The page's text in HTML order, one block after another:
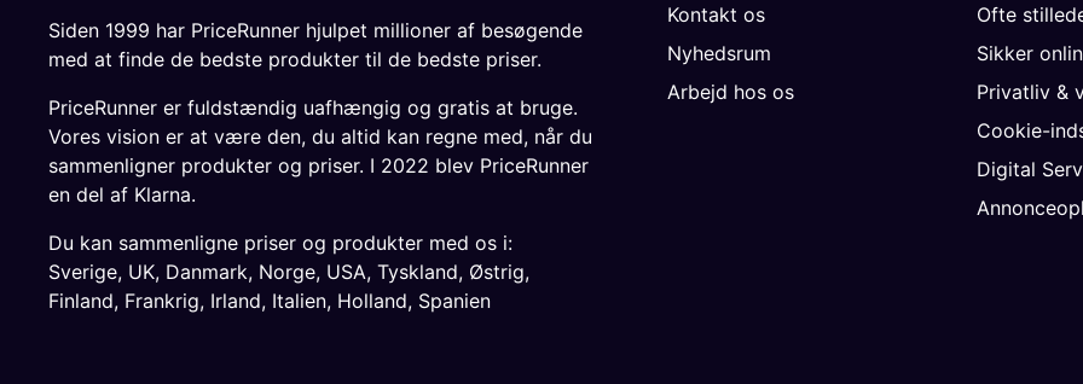
Kontakt os
Nyhedsrum
Arbejd hos os
Ofte
Sikker
Privatliv &
Cookie-
Digital
Siden 1999 har PriceRunner hjulpet millioner af besøgende
med at finde de bedste produkter til de bedste priser.
PriceRunner er fuldstændig uafhængig og gratis at bruge.
Vores vision er at være den, du altid kan regne med, når du
sammenligner produkter og priser. I 2022 blev PriceRunner
en del af Klarna.
Du kan sammenligne priser og produkter med os i:
Sverige, UK, Danmark, Norge, USA, Tyskland, Østrig,
Finland, Frankrig, Irland, Italien, Holland, Spanien